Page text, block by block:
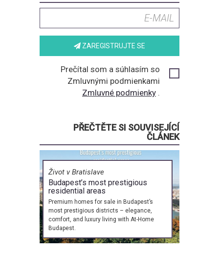
ZAREGISTRUJTE SE
Prečítal som a súhlasím so
Zmluvnými podmienkami
Zmluvné podmienky .
PŘEČTĚTE SI SOUVISEJÍCÍ
ČLÁNEK
Život v Bratislave
Budapest’s most prestigious
residential areas
Premium homes for sale in Budapest’s
most prestigious districts – elegance,
comfort, and luxury living with At-Home
Budapest.